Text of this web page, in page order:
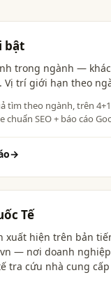
bật
trong ngành —
Vị trí giới hạn theo
tìm theo ngành, trên
chuẩn SEO + báo cáo
→
Tế
xuất hiện trên bản
— nơi doanh nghiệp
tra cứu nhà cung cấp